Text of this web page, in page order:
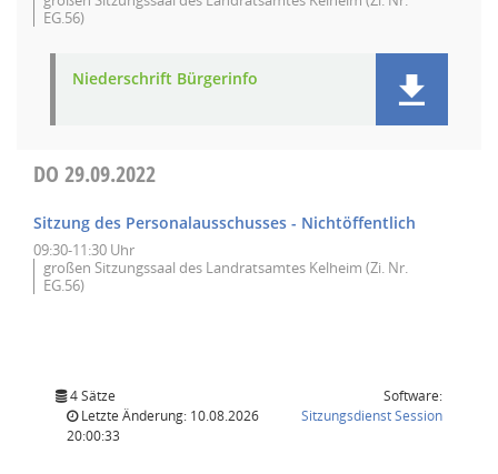
EG.56)
Niederschrift Bürgerinfo
DO 29.09.2022
Sitzung des Personalausschusses - Nichtöffentlich
09:30-11:30 Uhr
großen Sitzungssaal des Landratsamtes Kelheim (Zi. Nr.
EG.56)
4 Sätze
Letzte Änderung: 10.08.2026
20:00:33
Software:
SitzungsdienstSession(Wird in